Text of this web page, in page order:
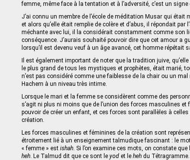
femme, même face à la tentation et à l’adversité, c’est un
J’ai connu un membre de l’école de méditation Musar qui
et alors qu’elle était remplie de colère et d’abus, il répondait
méchante avec lui, il la considérait constamment comme son
conséquence. J’aurais souhaité pouvoir dire que cet amour a
lorsqu’il est devenu veuf à un âge avancé, cet homme
Il est également important de noter que la tradition juive,
le plus grand de tous les mystiques et prophètes, était marié,
n’est pas considéré comme une faiblesse de la chair ou un
Hachem à un niveau très intime.
Lorsque le mari et la femme se considèrent comme des
s’agit ni plus ni moins que de l’union des forces masculines
pouvoir de créer un enfant, et ces forces sont parallèles à
création.
Les forces masculines et féminines de la création sont
étroitement lié à un enseignement talmudique fascinant : le
« femme » est ishah. Si l’on examine ces mots, on constate que
heh. Le Talmud dit que ce sont le yod et le heh du Tétragramme.